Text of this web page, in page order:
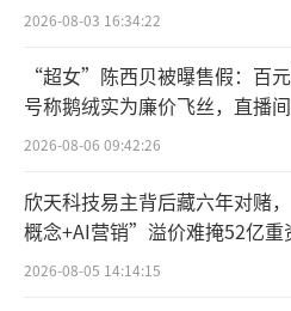
除了这些产品外，
具有较高的品质，银河
中华网财经表示，该公
了盒马，并且正在谋求
2026-08-03 16:34:22
“超女”陈西贝被曝售假：百
号称鹅绒实为廉价飞丝，直播
百万元
2026-08-06 09:42:26
欣天科技易主背后藏六年对赌
概念+AI营销”溢价难掩52亿重
验
2026-08-05 14:14:15